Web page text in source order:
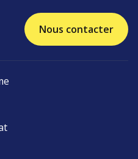
Nous contacter